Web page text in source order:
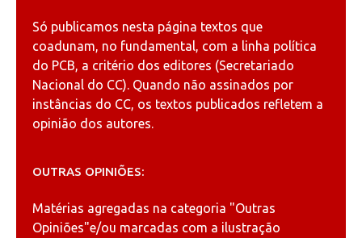
Só publicamos nesta página textos que
coadunam, no fundamental, com a linha política
do PCB, a critério dos editores (Secretariado
Nacional do CC). Quando não assinados por
instâncias do CC, os textos publicados refletem a
opinião dos autores.
OUTRAS OPINIÕES:
Matérias agregadas na categoria "Outras
Opiniões"e/ou marcadas com a ilustração